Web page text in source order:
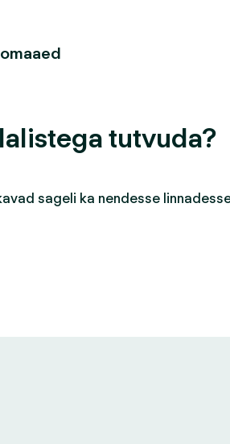
tutvuda?
sageli ka nendesse